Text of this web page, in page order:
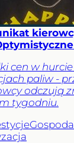
cen w hurcie
paliw -
odczują
tygodniu.